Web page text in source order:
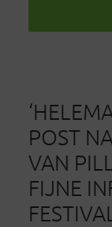
POST
VAN
FIJNE